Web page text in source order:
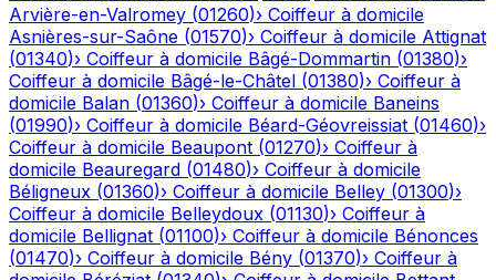
Arvière-en-Valromey (01260)› Coiffeur à domicile
Asnières-sur-Saône (01570)› Coiffeur à domicile Attignat
(01340)› Coiffeur à domicile Bâgé-Dommartin (01380)›
Coiffeur à domicile Bâgé-le-Châtel (01380)› Coiffeur à
domicile Balan (01360)› Coiffeur à domicile Baneins
(01990)› Coiffeur à domicile Béard-Géovreissiat (01460)›
Coiffeur à domicile Beaupont (01270)› Coiffeur à
domicile Beauregard (01480)› Coiffeur à domicile
Béligneux (01360)› Coiffeur à domicile Belley (01300)›
Coiffeur à domicile Belleydoux (01130)› Coiffeur à
domicile Bellignat (01100)› Coiffeur à domicile Bénonces
(01470)› Coiffeur à domicile Bény (01370)› Coiffeur à